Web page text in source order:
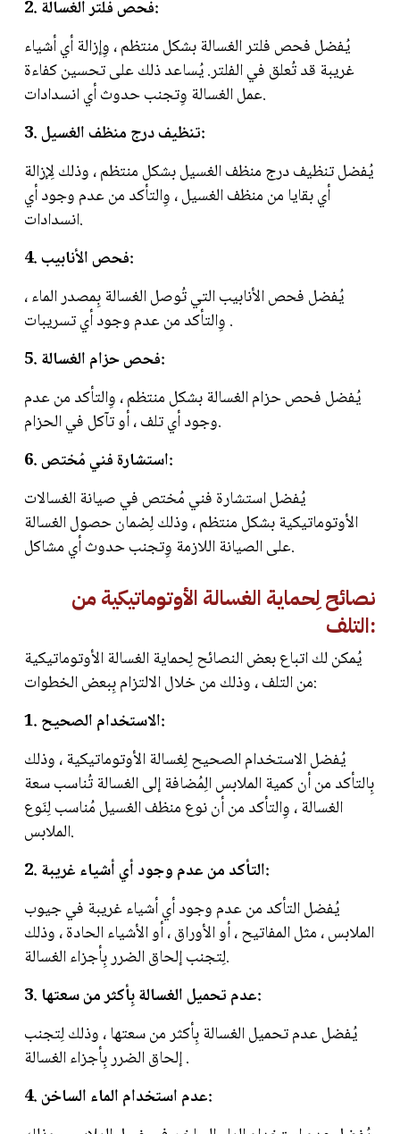
2. فحص فلتر الغسالة:
يُفضل فحص فلتر الغسالة بشكل منتظم ، وِإزالة أي أشياء
غريبة قد تُعلق في الفلتر. يُساعد ذلك على تحسين كفاءة
عمل الغسالة وِتجنب حدوث أي انسدادات.
3. تنظيف درج منظف الغسيل:
يُفضل تنظيف درج منظف الغسيل بشكل منتظم ، وذلك لِإزالة
أي بقايا من منظف الغسيل ، وِالتأكد من عدم وجود أي
انسدادات.
4. فحص الأنابيب:
يُفضل فحص الأنابيب التي تُوصل الغسالة بِمصدر الماء ،
وِالتأكد من عدم وجود أي تسريبات .
5. فحص حزام الغسالة:
يُفضل فحص حزام الغسالة بشكل منتظم ، وِالتأكد من عدم
وجود أي تلف ، أو تآكل في الحزام.
6. استشارة فني مُختص:
يُفضل استشارة فني مُختص في صيانة الغسالات
الأوتوماتيكية بشكل منتظم ، وذلك لِضمان حصول الغسالة
على الصيانة اللازمة وِتجنب حدوث أي مشاكل.
نصائح لِحماية الغسالة الأوتوماتيكية من
التلف:
يُمكن لك اتباع بعض النصائح لِحماية الغسالة الأوتوماتيكية
من التلف ، وذلك من خلال الالتزام بِبعض الخطوات:
1. الاستخدام الصحيح:
يُفضل الاستخدام الصحيح لِغسالة الأوتوماتيكية ، وذلك
بِالتأكد من أن كمية الملابس الِمُضافة إلى الغسالة تُناسب سعة
الغسالة ، وِالتأكد من أن نوع منظف الغسيل مُناسب لِنَوع
الملابس.
2. التأكد من عدم وجود أي أشياء غريبة:
يُفضل التأكد من عدم وجود أي أشياء غريبة في جيوب
الملابس ، مثل المفاتيح ، أو الأوراق ، أو الأشياء الحادة ، وذلك
لِتجنب إلحاق الضرر بِأجزاء الغسالة.
3. عدم تحميل الغسالة بِأكثر من سعتها:
يُفضل عدم تحميل الغسالة بِأكثر من سعتها ، وذلك لِتجنب
إلحاق الضرر بِأجزاء الغسالة .
4. عدم استخدام الماء الساخن: